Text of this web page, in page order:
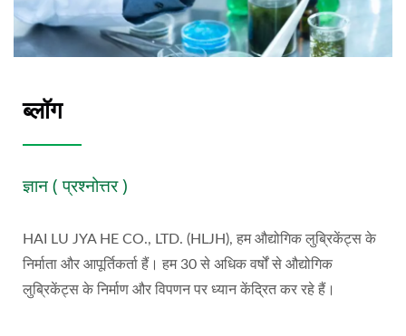
ब्लॉग
ज्ञान ( प्रश्नोत्तर )
HAI LU JYA HE CO., LTD. (HLJH), हम औद्योगिक लुब्रिकेंट्स के
निर्माता और आपूर्तिकर्ता हैं। हम 30 से अधिक वर्षों से औद्योगिक
लुब्रिकेंट्स के निर्माण और विपणन पर ध्यान केंद्रित कर रहे हैं।